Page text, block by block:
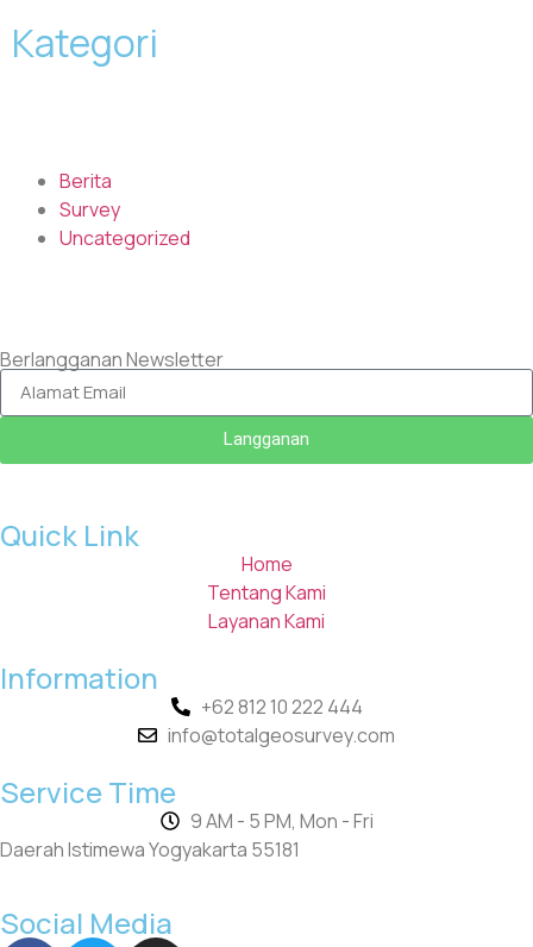
Kategori
Berita
Survey
Uncategorized
Berlangganan Newsletter
Langganan
Quick Link
Home
Tentang Kami
Layanan Kami
Information
+62 812 10 222 444
info@totalgeosurvey.com
Service Time
9 AM - 5 PM, Mon - Fri
Daerah Istimewa Yogyakarta 55181
Social Media